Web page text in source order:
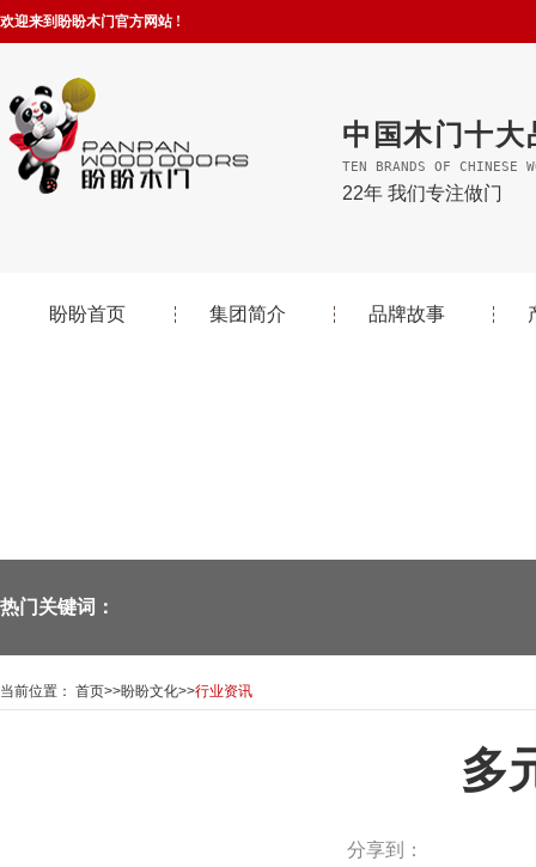
欢迎来到盼盼木门官方网站 !
中国木门十大
TEN BRANDS OF CHINESE
22年 我们专注做门
盼盼首页 集团简介 品牌故事
热门关键词：
当前位置： 首页>>盼盼文化>>行业资讯
多
分享到：